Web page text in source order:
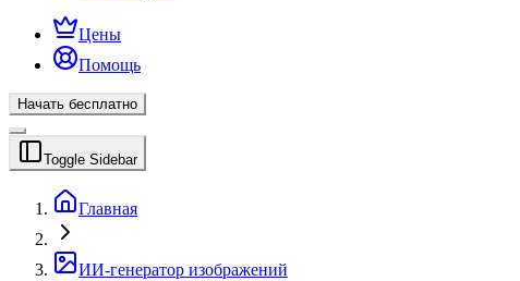
Цены
Помощь
Начать бесплатно
Toggle Sidebar
Главная
ИИ-генератор изображений